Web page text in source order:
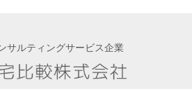
サルティングサービス企業